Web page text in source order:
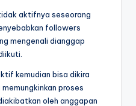
aktifnya seseorang
followers
mengenali dianggap
kemudian bisa dikira
proses
oleh anggapan